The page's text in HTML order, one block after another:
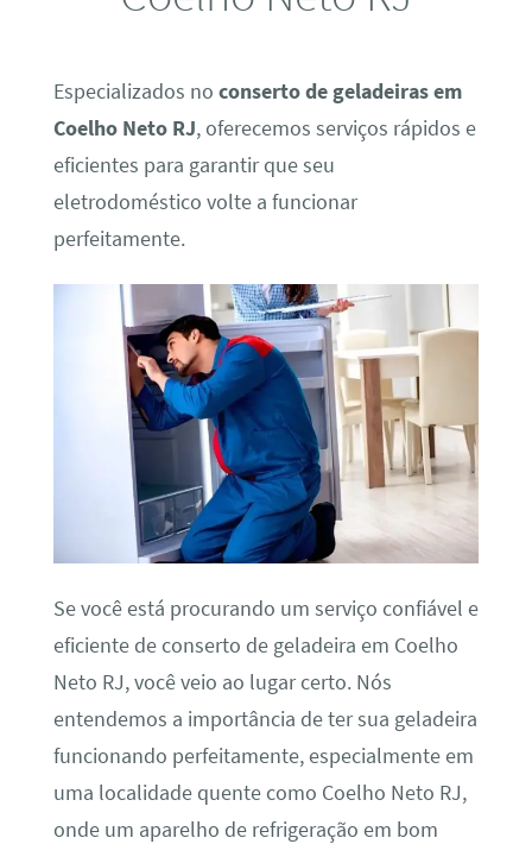
Especializados no conserto de geladeiras em
Coelho Neto RJ, oferecemos serviços rápidos e
eficientes para garantir que seu
eletrodoméstico volte a funcionar
perfeitamente.
Se você está procurando um serviço confiável e
eficiente de conserto de geladeira em Coelho
Neto RJ, você veio ao lugar certo. Nós
entendemos a importância de ter sua geladeira
funcionando perfeitamente, especialmente em
uma localidade quente como Coelho Neto RJ,
onde um aparelho de refrigeração em bom